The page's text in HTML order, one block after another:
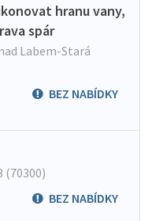
hranu vany,
spár
Labem-Stará
BEZ NABÍDKY
(70300)
BEZ NABÍDKY